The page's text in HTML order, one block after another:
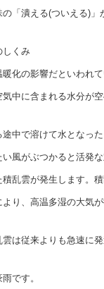
の「潰える(ついえる)
しくみ
化の影響だといわれて
気中に含まれる水分が
中で溶けて水となった
風がぶつかると活発
乱雲が発生します。積
り、高温多湿の大気
雲は従来よりも急速に
です。